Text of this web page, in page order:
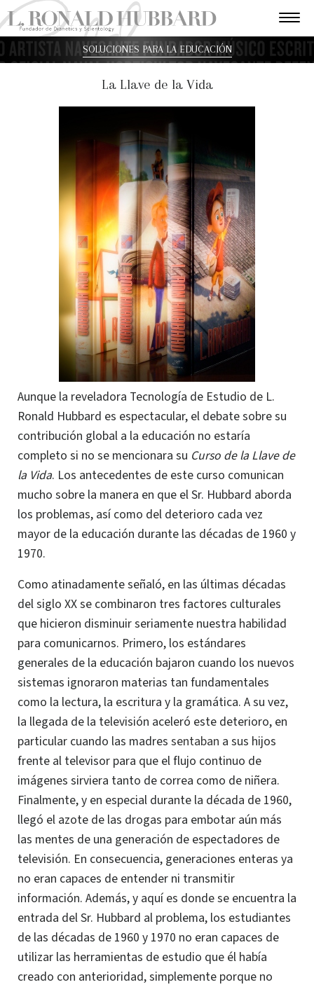
SOLUCIONES PARA LA EDUCACIÓN
La Llave de la Vida
Aunque la reveladora Tecnología de Estudio de L.
Ronald Hubbard es espectacular, el debate sobre su
contribución global a la educación no estaría
completo si no se mencionara su Curso de la Llave de
la Vida. Los antecedentes de este curso comunican
mucho sobre la manera en que el Sr. Hubbard aborda
los problemas, así como del deterioro cada vez
mayor de la educación durante las décadas de 1960 y
1970.
Como atinadamente señaló, en las últimas décadas
del siglo XX se combinaron tres factores culturales
que hicieron disminuir seriamente nuestra habilidad
para comunicarnos. Primero, los estándares
generales de la educación bajaron cuando los nuevos
sistemas ignoraron materias tan fundamentales
como la lectura, la escritura y la gramática. A su vez,
la llegada de la televisión aceleró este deterioro, en
particular cuando las madres sentaban a sus hijos
frente al televisor para que el flujo continuo de
imágenes sirviera tanto de correa como de niñera.
Finalmente, y en especial durante la década de 1960,
llegó el azote de las drogas para embotar aún más
las mentes de una generación de espectadores de
televisión. En consecuencia, generaciones enteras ya
no eran capaces de entender ni transmitir
información. Además, y aquí es donde se encuentra la
entrada del Sr. Hubbard al problema, los estudiantes
de las décadas de 1960 y 1970 no eran capaces de
utilizar las herramientas de estudio que él había
creado con anterioridad, simplemente porque no